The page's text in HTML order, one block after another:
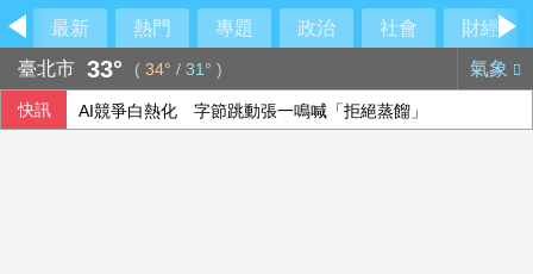
最新 熱門 專題 政治 社會
財經
臺北市 33° ( 34° / 31° ) 氣象
快訊 AI競爭白熱化 字節跳動張一鳴喊「拒絕蒸餾」